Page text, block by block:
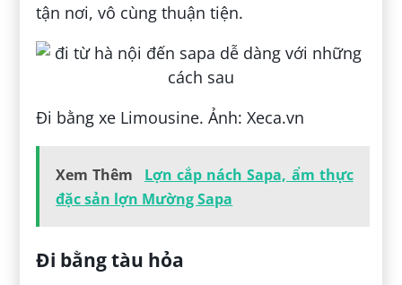
tận nơi, vô cùng thuận tiện.
Đi bằng xe Limousine. Ảnh: Xeca.vn
Xem Thêm
Lợn cắp nách Sapa, ẩm thực
đặc sản lợn Mường Sapa
Đi bằng tàu hỏa